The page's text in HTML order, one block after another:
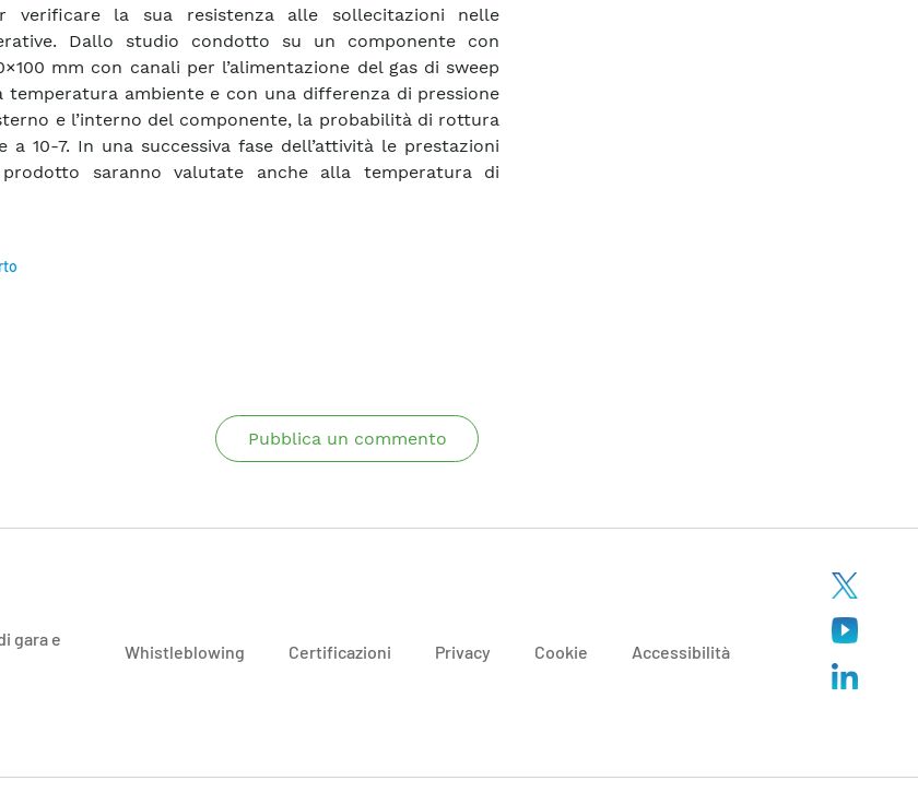
verificare la sua resistenza alle sollecitazioni nelle
Dallo studio condotto su un componente con
mm con canali per l’alimentazione del gas di sweep
temperatura ambiente e con una differenza di pressione
e l’interno del componente, la probabilità di rottura
a 10-7. In una successiva fase dell’attività le prestazioni
saranno valutate anche alla temperatura di
Pubblica un commento
gara e
Whistleblowing Certificazioni Privacy Cookie Accessibilità